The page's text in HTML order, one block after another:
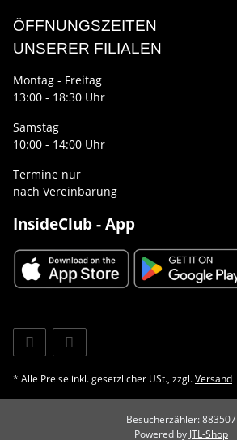
ÖFFNUNGSZEITEN
UNSERER FILIALEN
Montag - Freitag
13:00 - 18:30 Uhr
Samstag
10:00 - 14:00 Uhr
Termine nur
nach Vereinbarung
InsideClub - App
* Alle Preise inkl. gesetzlicher USt., zzgl.Versand
Besucherzähler: 883507
Powered by JTL-Shop